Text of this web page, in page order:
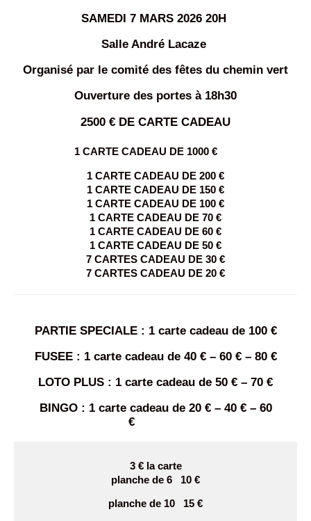
SAMEDI 7 MARS 2026 20H
Salle André Lacaze
Organisé par le comité des fêtes du chemin vert
Ouverture des portes à 18h30
2500 € DE CARTE CADEAU
1 CARTE CADEAU DE 1000 €
1 CARTE CADEAU DE 200 €
1 CARTE CADEAU DE 150 €
1 CARTE CADEAU DE 100 €
1 CARTE CADEAU DE 70 €
1 CARTE CADEAU DE 60 €
1 CARTE CADEAU DE 50 €
7 CARTES CADEAU DE 30 €
7 CARTES CADEAU DE 20 €
PARTIE SPECIALE : 1 carte cadeau de 100 €
FUSEE : 1 carte cadeau de 40 € – 60 € – 80 €
LOTO PLUS : 1 carte cadeau de 50 € – 70 €
BINGO : 1 carte cadeau de 20 € – 40 € – 60
€
3 € la carte
planche de 6 10 €
planche de 10 15 €